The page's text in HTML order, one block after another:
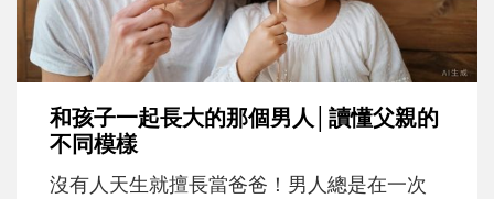
和孩子一起長大的那個男人│讀懂父親的
不同模樣
沒有人天生就擅長當爸爸！男人總是在一次